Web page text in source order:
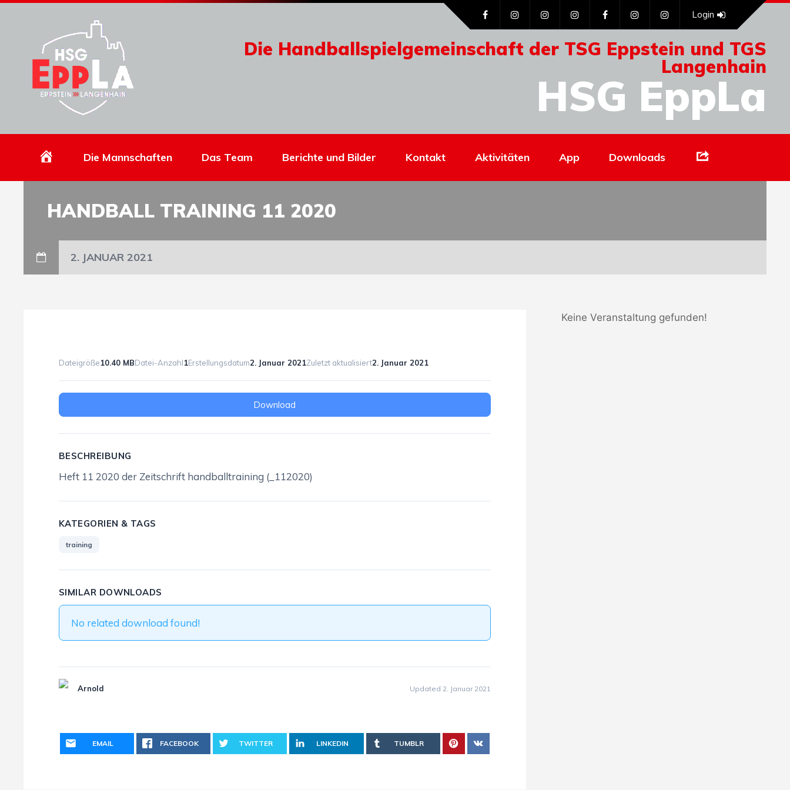
Die Handballspielgemeinschaft der TSG Eppstein und TGS
Langenhain
HSG EppLa
Login
HomepageDie Mannschaften Das Team Berichte und Bilder Kontakt Aktivitäten App Downloads
HANDBALL TRAINING 11 2020
2. JANUAR 2021
Dateigröße10.40 MBDatei-Anzahl1Erstellungsdatum2. Januar 2021Zuletzt aktualisiert2. Januar 2021
Download
BESCHREIBUNG
Heft 11 2020 der Zeitschrift handballtraining (_112020)
KATEGORIEN & TAGS
training
SIMILAR DOWNLOADS
No related download found!
Arnold Updated 2. Januar 2021
EMAIL FACEBOOK TWITTER LINKEDIN TUMBLR
Keine Veranstaltung gefunden!